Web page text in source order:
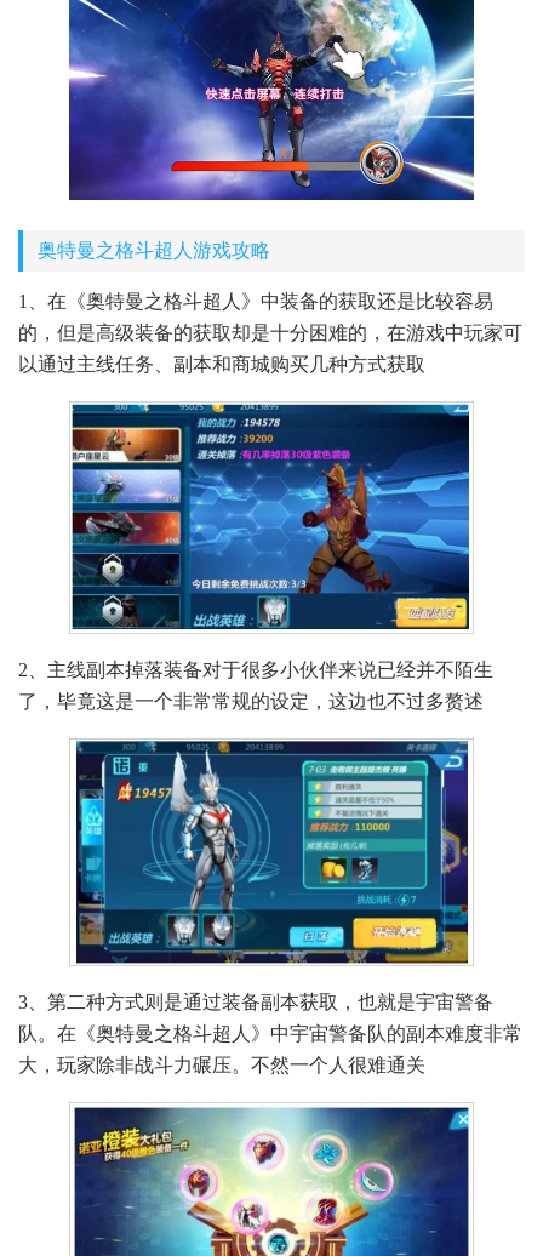
奥特曼之格斗超人游戏攻略
1、在《奥特曼之格斗超人》中装备的获取还是比较容易
的，但是高级装备的获取却是十分困难的，在游戏中玩家可
以通过主线任务、副本和商城购买几种方式获取
2、主线副本掉落装备对于很多小伙伴来说已经并不陌生
了，毕竟这是一个非常常规的设定，这边也不过多赘述
3、第二种方式则是通过装备副本获取，也就是宇宙警备
队。在《奥特曼之格斗超人》中宇宙警备队的副本难度非常
大，玩家除非战斗力碾压。不然一个人很难通关